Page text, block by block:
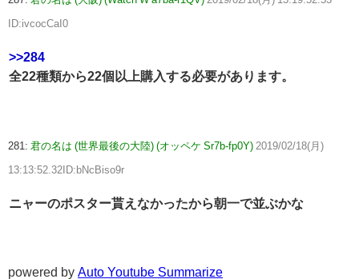
ID:ivcocCaI0
>>284
全22種類から22個以上購入する必要があります。
281: 君の名は (世界最後の大陸) (オッペケ Sr7b-fp0Y) 2019/02/18(月)
13:13:52.32ID:bNcBiso9r
ニャーのポスター貰えなかったから朝一で並ぶかな
powered by Auto Youtube Summarize